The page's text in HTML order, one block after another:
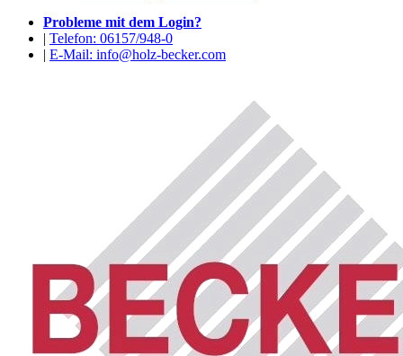
Probleme mit dem Login?
| Telefon: 06157/948-0
| E-Mail: info@holz-becker.com